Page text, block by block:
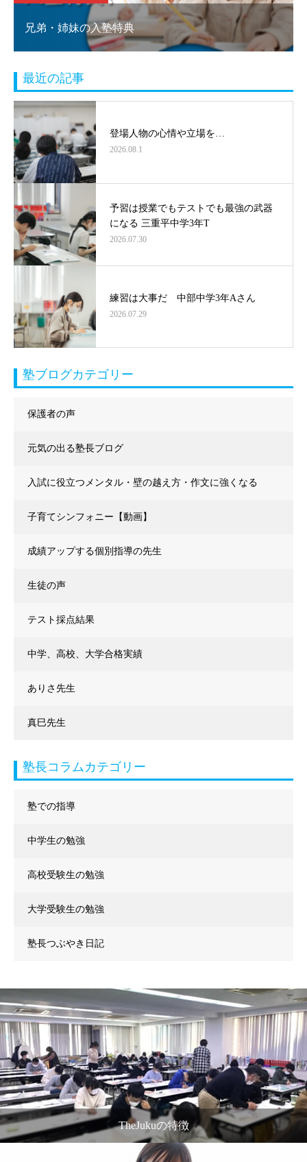
兄弟・姉妹の入塾特典
最近の記事
登場人物の心情や立場を…
2026.08.1
予習は授業でもテストでも最強の武器
になる 三重平中学3年T
2026.07.30
練習は大事だ 中部中学3年Aさん
2026.07.29
塾ブログカテゴリー
保護者の声
元気の出る塾長ブログ
入試に役立つメンタル・壁の越え方・作文に強くなる
子育てシンフォニー【動画】
成績アップする個別指導の先生
生徒の声
テスト採点結果
中学、高校、大学合格実績
ありさ先生
真巳先生
塾長コラムカテゴリー
塾での指導
中学生の勉強
高校受験生の勉強
大学受験生の勉強
塾長つぶやき日記
TheJukuの特徴